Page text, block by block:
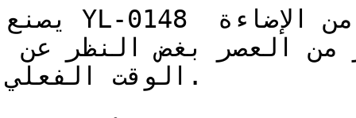
يصنع YL-0148 مساحات ذات دفء ذهبي — نوع من الإضاءة
يشعرك وكأنك في وقت متأخر من العصر بغض النظر عن
الوقت الفعلي.